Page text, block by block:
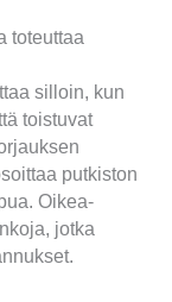
toteuttaa
silloin, kun
toistuvat
putkiston
Oikea-
jotka